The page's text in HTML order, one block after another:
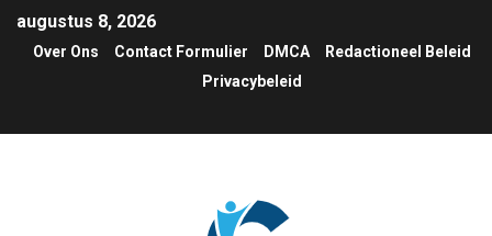
augustus 8, 2026
Over Ons Contact Formulier DMCA
Redactioneel Beleid
Privacybeleid